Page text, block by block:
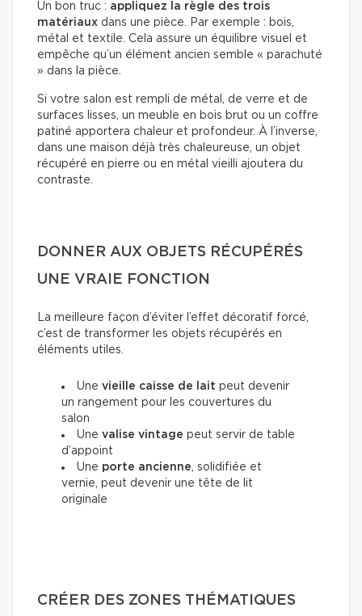
Un bon truc : appliquez la règle des trois
matériaux dans une pièce. Par exemple : bois,
métal et textile. Cela assure un équilibre visuel et
empêche qu’un élément ancien semble « parachuté
» dans la pièce.
Si votre salon est rempli de métal, de verre et de
surfaces lisses, un meuble en bois brut ou un coffre
patiné apportera chaleur et profondeur. À l’inverse,
dans une maison déjà très chaleureuse, un objet
récupéré en pierre ou en métal vieilli ajoutera du
contraste.
DONNER AUX OBJETS RÉCUPÉRÉS
UNE VRAIE FONCTION
La meilleure façon d’éviter l’effet décoratif forcé,
c’est de transformer les objets récupérés en
éléments utiles.
Une vieille caisse de lait peut devenir
un rangement pour les couvertures du
salon
Une valise vintage peut servir de table
d’appoint
Une porte ancienne, solidifiée et
vernie, peut devenir une tête de lit
originale
CRÉER DES ZONES THÉMATIQUES